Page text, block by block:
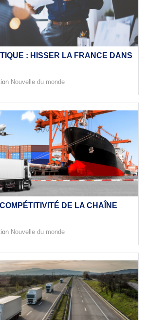
: HISSER LA FRANCE DANS
Nouvelle du monde
DE LA CHAÎNE
Nouvelle du monde